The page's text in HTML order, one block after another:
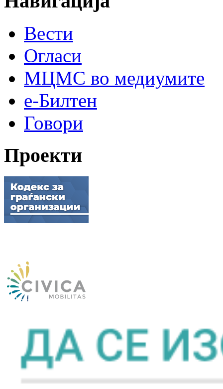
Вести
Огласи
МЦМС во медиумите
е-Билтен
Говори
Проекти